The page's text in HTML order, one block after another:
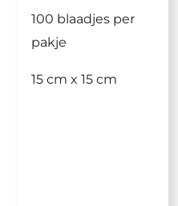
100 blaadjes per
pakje
15 cm x 15 cm